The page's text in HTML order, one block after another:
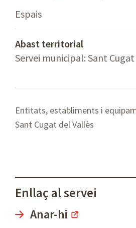
Espais
Abast territorial
Servei municipal: Sant
Entitats, establiments i
Sant Cugat del Vallès
Enllaç al servei
Anar-hi